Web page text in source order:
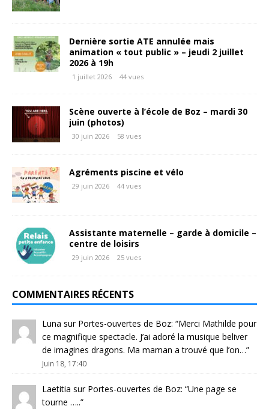
Dernière sortie ATE annulée mais
animation « tout public » – jeudi 2 juillet
2026 à 19h
1 juillet 2026 44 vues
Scène ouverte à l’école de Boz – mardi 30
juin (photos)
30 juin 2026 58 vues
Agréments piscine et vélo
29 juin 2026 44 vues
Assistante maternelle – garde à domicile –
centre de loisirs
29 juin 2026 25 vues
COMMENTAIRES RÉCENTS
Luna sur Portes-ouvertes de Boz: “Merci Mathilde pour
ce magnifique spectacle. J’ai adoré la musique beliver
de imagines dragons. Ma maman a trouvé que l’on…”
Juin 18, 17:40
Laetitia sur Portes-ouvertes de Boz: “Une page se
tourne …..”